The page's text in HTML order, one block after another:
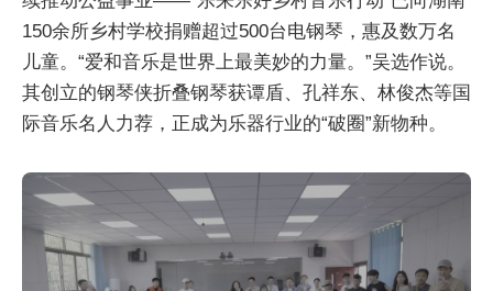
150余所乡村学校捐赠超过500台电钢琴，惠及数万名
儿童。“爱和音乐是世界上最美妙的力量。”吴选作说。
其创立的钢琴侠折叠钢琴获谭盾、孔祥东、林俊杰等国
际音乐名人力荐，正成为乐器行业的“破圈”新物种。